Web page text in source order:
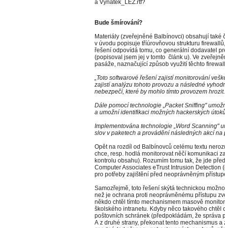
a Vynatek_LEZ.rtf?
Bude šmírování?
Materiály (zveřejněné Balbínovci) obsahují také
v úvodu popisuje tříúrovňovou strukturu
řešení odpovídá tomu, co generální dodavatel
(popisoval jsem jej v tomto článk u). Ve
pasáže, naznačující způsob využití těchto
„Toto softwarové řešení zajistí monitorování
zajistí analýzu tohoto provozu a následné
nebezpečí, které by mohlo tímto provozem hrozit.
Dále pomocí technologie „Packet Sniffing"
a umožní identifikaci možných hackerských
Implementována technologie „Word Scanning"
slov v paketech a provádění následných akcí na
Opět na rozdíl od Balbínovců celému textu
chce, resp. hodlá monitorovat něčí komunikaci
kontrolu obsahu). Rozumím tomu tak, že jde
Computer Associates eTrust Intrusion Detection (
pro potřeby zajištění před neoprávněným
Samozřejmě, toto řešení skýtá technickou
než je ochrana proti neoprávněnému přístupu
někdo chtěl tímto mechanismem masově
školského intranetu. Kdyby něco takového
poštovních schránek (předpokládám, že správa
A z druhé strany, překonat tento mechanismus